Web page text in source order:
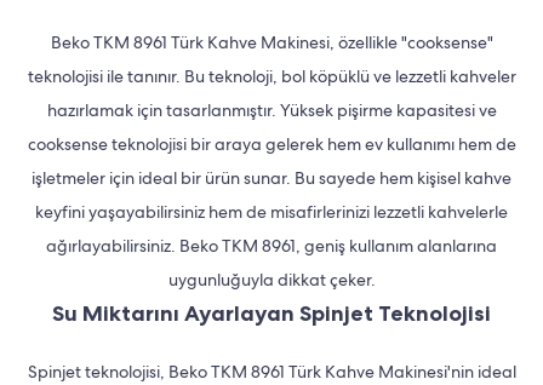
Beko TKM 8961 Türk Kahve Makinesi, özellikle "cooksense"
teknolojisi ile tanınır. Bu teknoloji, bol köpüklü ve lezzetli kahveler
hazırlamak için tasarlanmıştır. Yüksek pişirme kapasitesi ve
cooksense teknolojisi bir araya gelerek hem ev kullanımı hem de
işletmeler için ideal bir ürün sunar. Bu sayede hem kişisel kahve
keyfini yaşayabilirsiniz hem de misafirlerinizi lezzetli kahvelerle
ağırlayabilirsiniz. Beko TKM 8961, geniş kullanım alanlarına
uygunluğuyla dikkat çeker.
Su Miktarını Ayarlayan Spinjet Teknolojisi
Spinjet teknolojisi, Beko TKM 8961 Türk Kahve Makinesi'nin ideal